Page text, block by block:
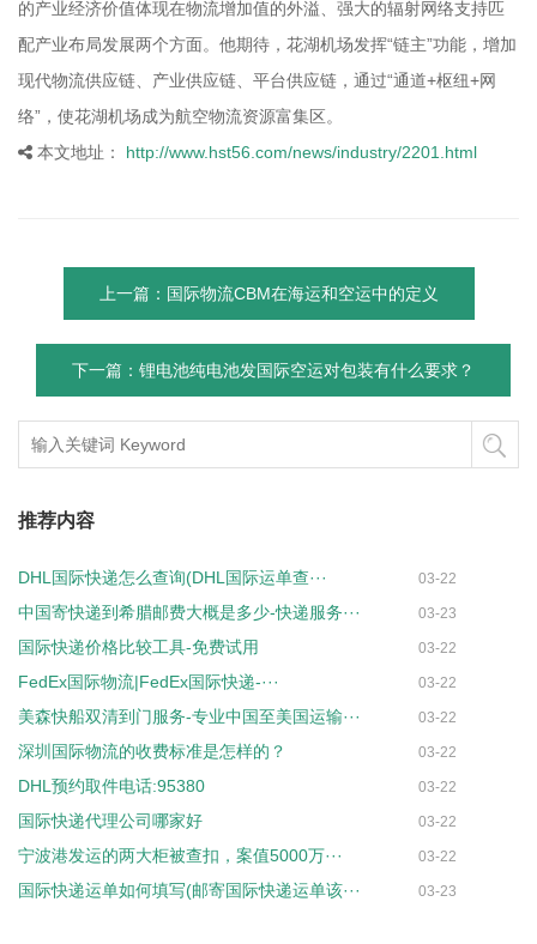
的产业经济价值体现在物流增加值的外溢、强大的辐射网络支持匹
配产业布局发展两个方面。他期待，花湖机场发挥“链主”功能，增加
现代物流供应链、产业供应链、平台供应链，通过“通道+枢纽+网
络”，使花湖机场成为航空物流资源富集区。
本文地址：
http://www.hst56.com/news/industry/2201.html
上一篇：国际物流CBM在海运和空运中的定义
下一篇：锂电池纯电池发国际空运对包装有什么要求？
推荐内容
DHL国际快递怎么查询(DHL国际运单查··· 03-22
中国寄快递到希腊邮费大概是多少-快递服务··· 03-23
国际快递价格比较工具-免费试用 03-22
FedEx国际物流|FedEx国际快递-··· 03-22
美森快船双清到门服务-专业中国至美国运输··· 03-22
深圳国际物流的收费标准是怎样的？ 03-22
DHL预约取件电话:95380 03-22
国际快递代理公司哪家好 03-22
宁波港发运的两大柜被查扣，案值5000万··· 03-22
国际快递运单如何填写(邮寄国际快递运单该··· 03-23